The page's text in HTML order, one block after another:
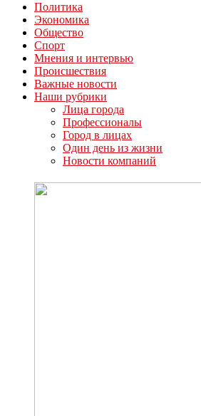
Политика
Экономика
Общество
Спорт
Мнения и интервью
Происшествия
Важные новости
Наши рубрики
Лица города
Профессионалы
Город в лицах
Один день из жизни
Новости компаний